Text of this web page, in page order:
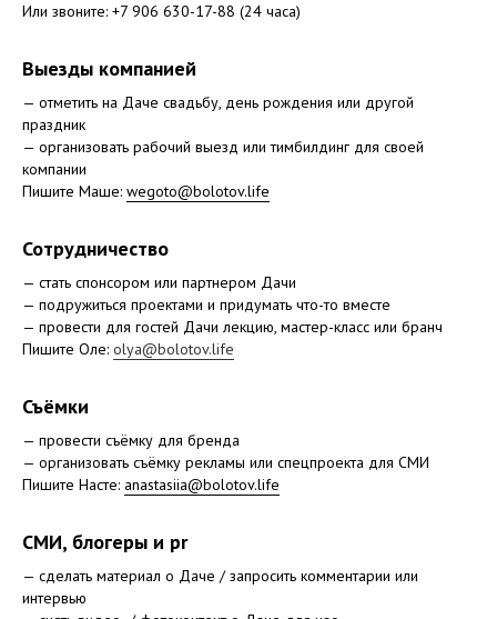
Или звоните: +7 906 630-17-88 (24 часа)
Выезды компанией
— отметить на Даче свадьбу, день рождения или другой
праздник
— организовать рабочий выезд или тимбилдинг для своей
компании
Пишите Маше: wegoto@bolotov.life
Сотрудничество
— стать спонсором или партнером Дачи
— подружиться проектами и придумать что-то вместе
— провести для гостей Дачи лекцию, мастер-класс или бранч
Пишите Оле: olya@bolotov.life
Съёмки
— провести съёмку для бренда
— организовать съёмку рекламы или спецпроекта для СМИ
Пишите Насте: anastasiia@bolotov.life
СМИ, блогеры и pr
— сделать материал о Даче / запросить комментарии или
интервью